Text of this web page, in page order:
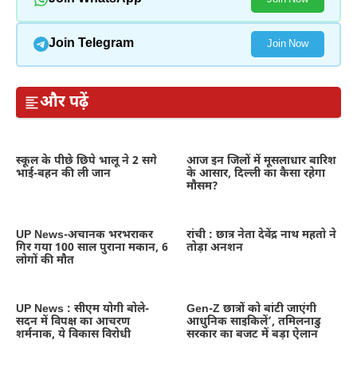
Join Telegram Join Now
और पढ़ें
स्कूल के पीछे छिपे भालू ने 2 सगे
भाई-बहन की ली जान
आज इन जिलों में मूसलाधार बारिश
के आसार, दिल्ली का कैसा रहेगा
मौसम?
UP News-अचानक भरभराकर
गिर गया 100 साल पुराना मकान, 6
लोगों की मौत
रांची : छात्र नेता देवेंद्र नाथ महतो ने
तोड़ा अनशन
UP News : सीएम योगी बोले-
सदन में विपक्ष का आचरण
शर्मनाक, ये विकास विरोधी
Gen-Z छात्रों को बांटी जाएंगी
आधुनिक साइकिलें’, तमिलनाडु
सरकार का बजट में बड़ा ऐलान